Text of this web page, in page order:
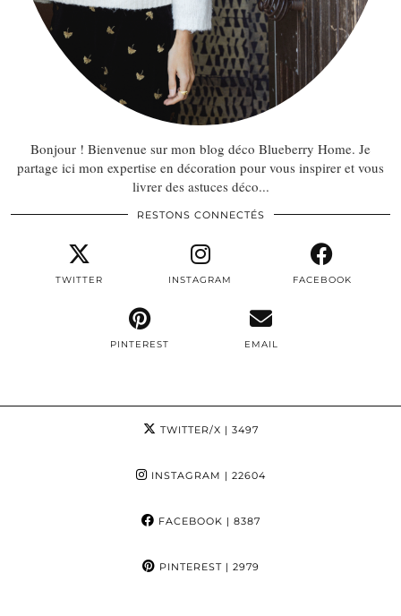
Bonjour ! Bienvenue sur mon blog déco Blueberry Home. Je
partage ici mon expertise en décoration pour vous inspirer et vous
livrer des astuces déco...
RESTONS CONNECTÉS
TWITTER INSTAGRAM FACEBOOK
PINTEREST EMAIL
TWITTER/X | 3497
INSTAGRAM | 22604
FACEBOOK | 8387
PINTEREST| 2979